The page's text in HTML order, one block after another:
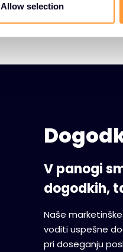
Allow selection
V panogi
dogodkih,
Naše
voditi uspešne
pri doseganju